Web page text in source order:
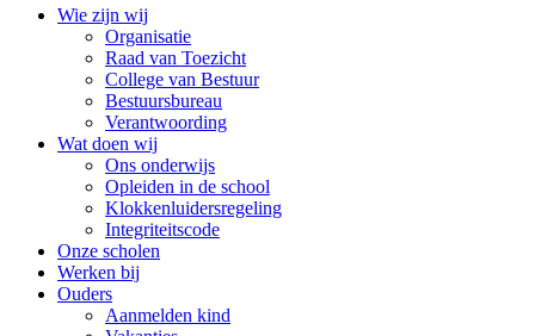
Wie zijn wij
Organisatie
Raad van Toezicht
College van Bestuur
Bestuursbureau
Verantwoording
Wat doen wij
Ons onderwijs
Opleiden in de school
Klokkenluidersregeling
Integriteitscode
Onze scholen
Werken bij
Ouders
Aanmelden kind